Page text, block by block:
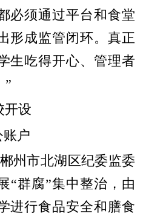
必须通过平台和食堂
形成监管闭环。真正
生吃得开心、管理者
”
开设
账户
州市北湖区纪委监委
“群腐”集中整治，由
进行食品安全和膳食